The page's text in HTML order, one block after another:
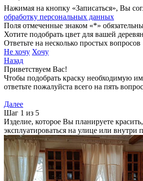
Нажимая на кнопку «Записаться», Вы
обработку персональных данных
Поля отмеченные знаком «*»
Хотите подобрать цвет для вашей
Ответьте на несколько простых вопросов
Не хочу Хочу
Назад
Приветствуем Вас!
Чтобы подобрать краску необходимую
ответьте пожалуйста всего на пять
Далее
Шаг 1 из 5
Изделие, которое Вы планируете
эксплуатироваться на улице или внутри